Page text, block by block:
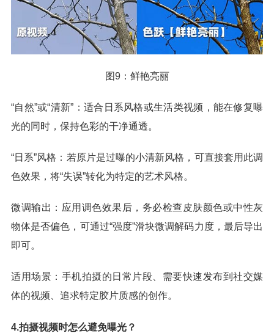
图9：鲜艳亮丽
“自然”或“清新”：适合日系风格或生活类视频，能在修复曝
光的同时，保持色彩的干净通透。
“日系”风格：若原片是过曝的小清新风格，可直接套用此调
色效果，将“失误”转化为特定的艺术风格。
微调输出：应用调色效果后，务必检查皮肤颜色或中性灰
物体是否偏色，可通过“强度”滑块微调解码力度，最后导出
即可。
适用场景：手机拍摄的日常片段、需要快速发布到社交媒
体的视频、追求特定胶片质感的创作。
4.拍摄视频时怎么避免曝光？